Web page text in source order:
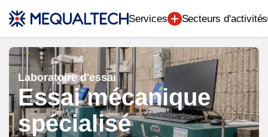
Services Secteurs d'activités
Laboratoire d'essai
Essai mécanique
spécialisé